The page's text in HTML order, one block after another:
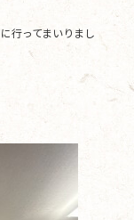
行ってまいりまし